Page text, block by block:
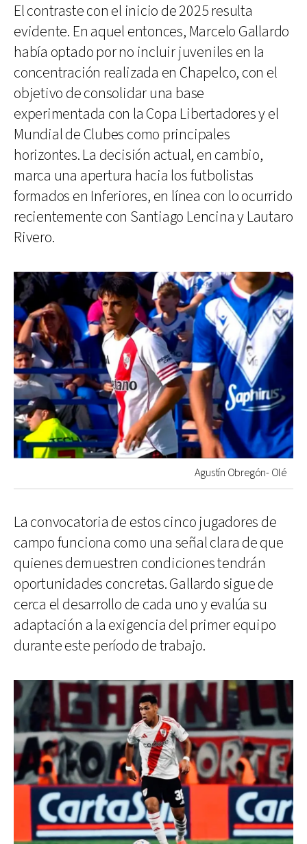
El contraste con el inicio de 2025 resulta
evidente. En aquel entonces, Marcelo Gallardo
había optado por no incluir juveniles en la
concentración realizada en Chapelco, con el
objetivo de consolidar una base
experimentada con la Copa Libertadores y el
Mundial de Clubes como principales
horizontes. La decisión actual, en cambio,
marca una apertura hacia los futbolistas
formados en Inferiores, en línea con lo ocurrido
recientemente con Santiago Lencina y Lautaro
Rivero.
Agustín Obregón- Olé
La convocatoria de estos cinco jugadores de
campo funciona como una señal clara de que
quienes demuestren condiciones tendrán
oportunidades concretas. Gallardo sigue de
cerca el desarrollo de cada uno y evalúa su
adaptación a la exigencia del primer equipo
durante este período de trabajo.